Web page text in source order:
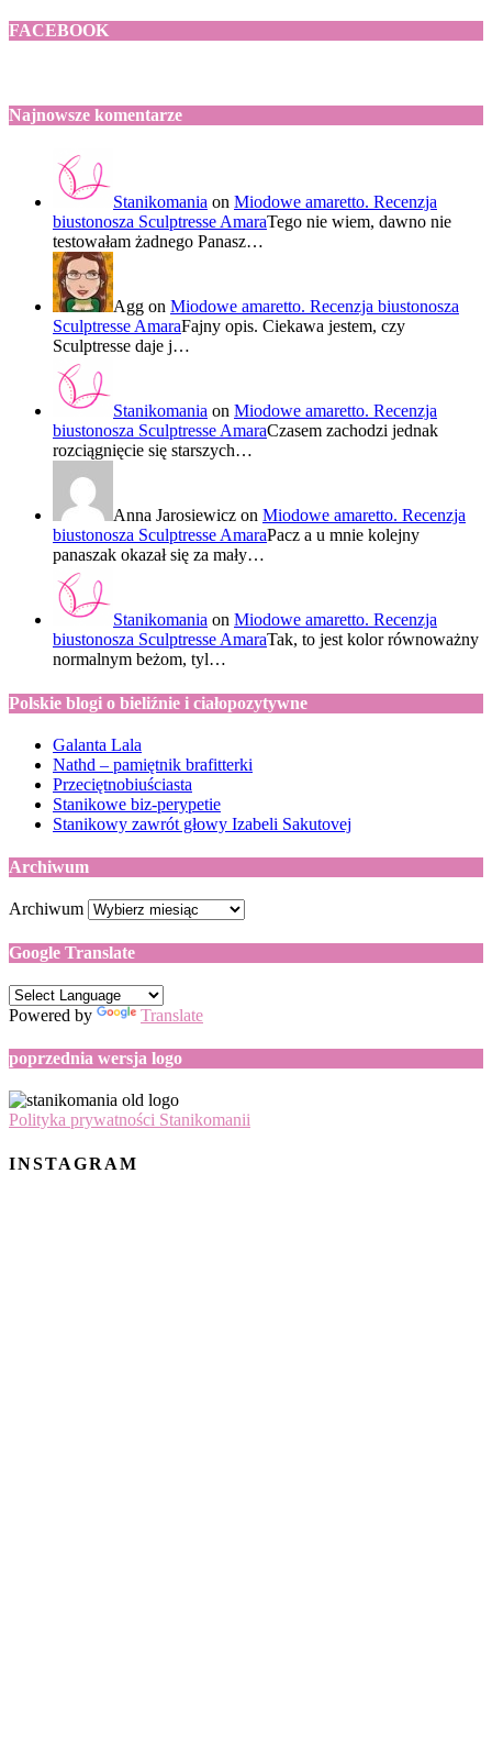
FACEBOOK
Najnowsze komentarze
Stanikomania on Miodowe amaretto. Recenzja
biustonosza Sculptresse AmaraTego nie wiem, dawno nie
testowałam żadnego Panasz…
Agg on Miodowe amaretto. Recenzja biustonosza
Sculptresse AmaraFajny opis. Ciekawa jestem, czy
Sculptresse daje j…
Stanikomania on Miodowe amaretto. Recenzja
biustonosza Sculptresse AmaraCzasem zachodzi jednak
rozciągnięcie się starszych…
Anna Jarosiewicz on Miodowe amaretto. Recenzja
biustonosza Sculptresse AmaraPacz a u mnie kolejny
panaszak okazał się za mały…
Stanikomania on Miodowe amaretto. Recenzja
biustonosza Sculptresse AmaraTak, to jest kolor równoważny
normalnym beżom, tyl…
Polskie blogi o bieliźnie i ciałopozytywne
Galanta Lala
Nathd – pamiętnik brafitterki
Przeciętnobiuściasta
Stanikowe biz-perypetie
Stanikowy zawrót głowy Izabeli Sakutovej
Archiwum
Archiwum
Google Translate
Powered by Translate
poprzednia wersja logo
Polityka prywatności Stanikomanii
INSTAGRAM